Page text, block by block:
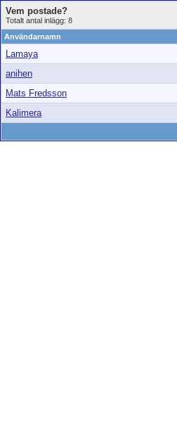
Vem postade?
Totalt antal inlägg: 8
Användarnamn
Lamaya
anihen
Mats Fredsson
Kalimera